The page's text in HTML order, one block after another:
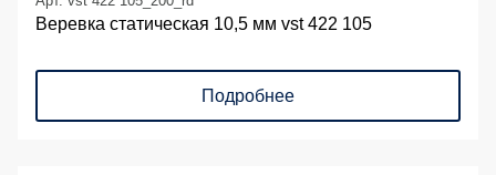
Веревка статическая 10,5 мм vst 422 105
Подробнее